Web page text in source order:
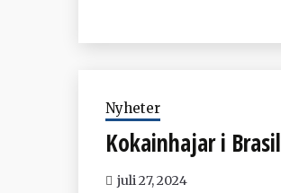
Nyheter
Kokainhajar i
juli 27, 2024